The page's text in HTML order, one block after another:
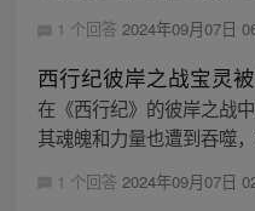
1 个回答 2024年09月07日
西行纪彼岸之战宝灵
在《西行纪》的彼岸之战
其魂魄和力量也遭到吞噬
1 个回答 2024年09月07日